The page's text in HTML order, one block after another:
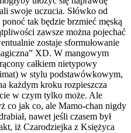
swoje uczucia. Słówko od
ponoć tak będzie brzmieć męską
zawsze można pojechać
zostaje sformułowanie
XD. W mangowym
całkiem nietypowy
w stylu podstawówkowym,
każdym kroku rozpieszcza
w czym tylko może. Ale
co jak co, ale Mamo-chan nigdy
nawet jeśli czasem był
iż Czarodziejka z Księżyca